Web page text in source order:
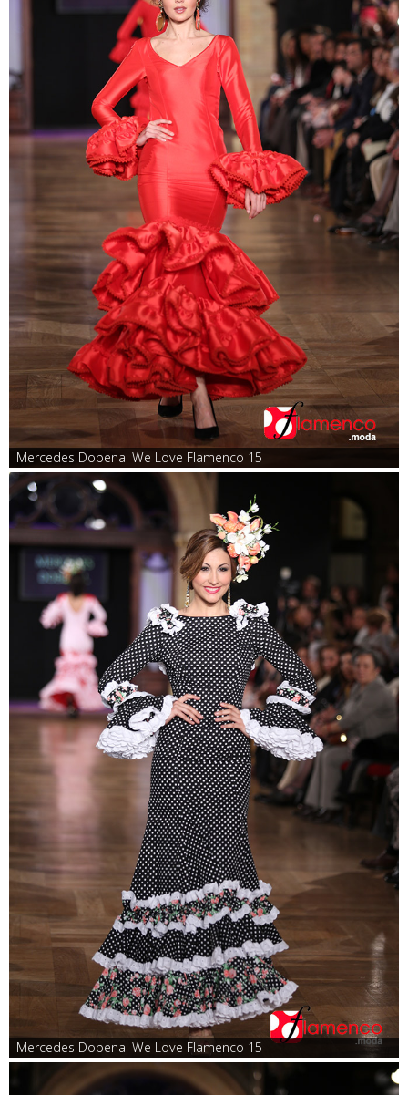
Mercedes Dobenal We Love Flamenco 15
Mercedes Dobenal We Love Flamenco 15